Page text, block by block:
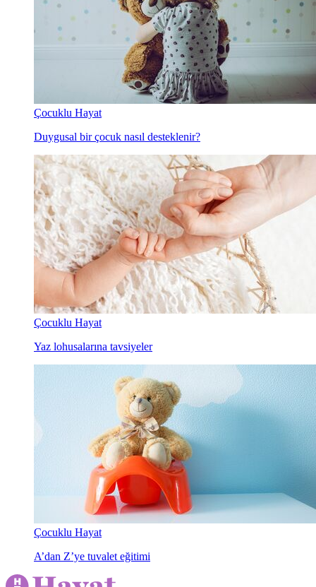
Çocuklu Hayat
Duygusal bir çocuk nasıl desteklenir?
Çocuklu Hayat
Yaz lohusalarına tavsiyeler
Çocuklu Hayat
A’dan Z’ye tuvalet eğitimi